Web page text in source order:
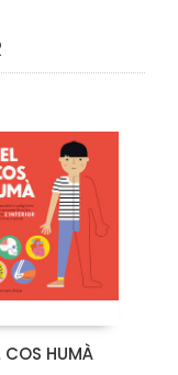
COS HUMÀ